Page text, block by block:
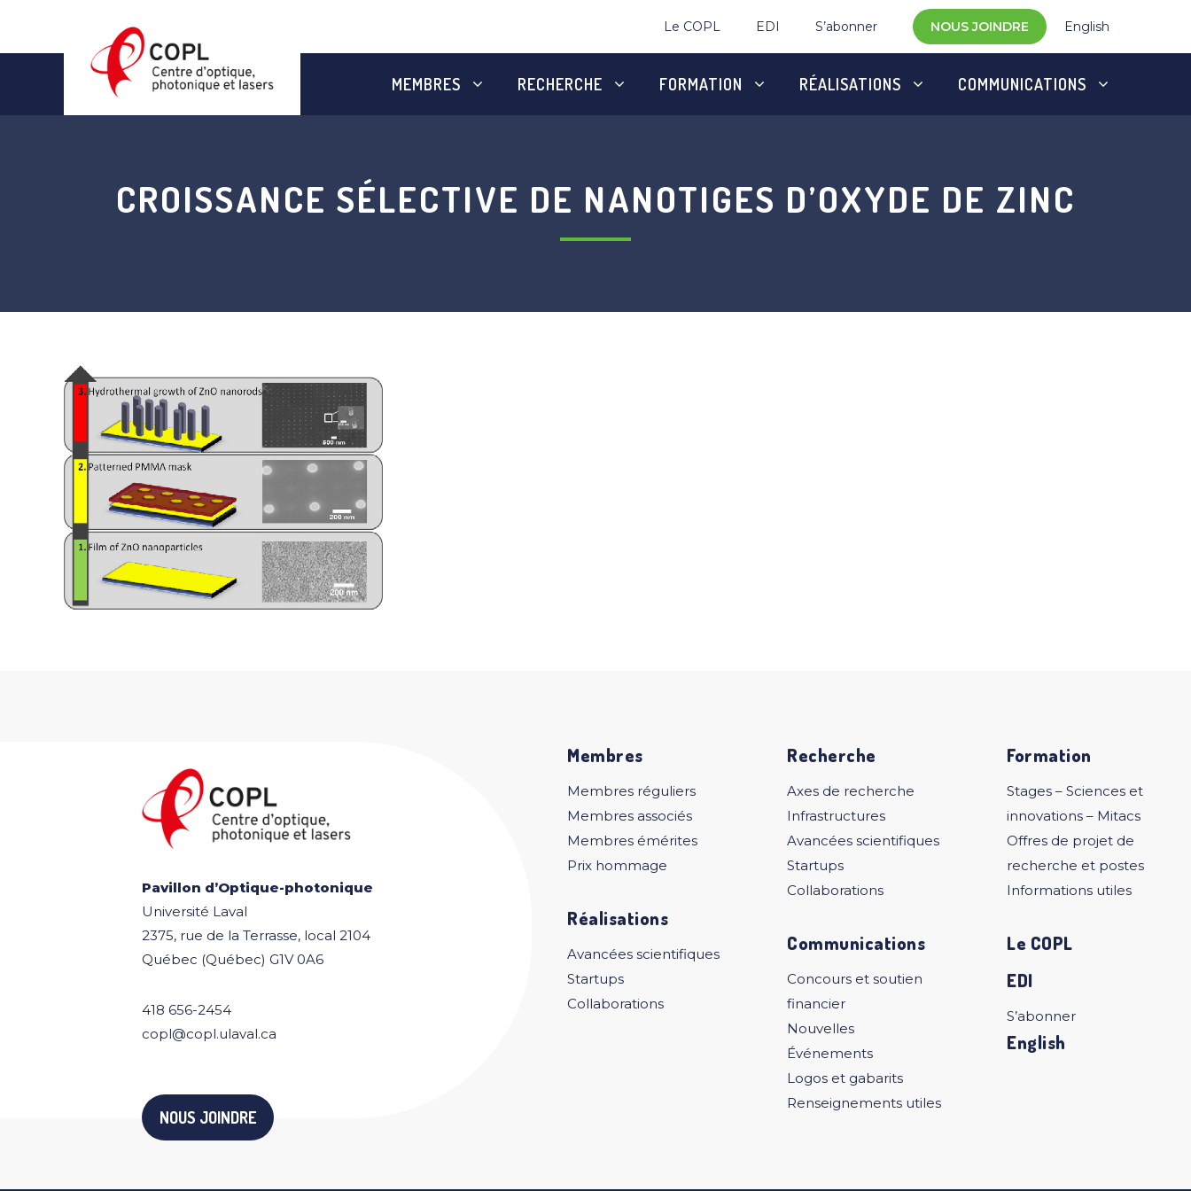
Le COPL EDI S’abonner NOUS JOINDRE English
MEMBRES RECHERCHE FORMATION RÉALISATIONS COMMUNICATIONS
CROISSANCE SÉLECTIVE DE NANOTIGES D’OXYDE DE ZINC
Pavillon d’Optique-photonique
Université Laval
2375, rue de la Terrasse, local 2104
Québec (Québec) G1V 0A6
418 656-2454
copl@copl.ulaval.ca
NOUS JOINDRE
Membres
Membres réguliers
Membres associés
Membres émérites
Prix hommage
Réalisations
Avancées scientifiques
Startups
Collaborations
Recherche
Axes de recherche
Infrastructures
Avancées scientifiques
Startups
Collaborations
Communications
Concours et soutien
financier
Nouvelles
Événements
Logos et gabarits
Renseignements utiles
Formation
Stages – Sciences et
innovations – Mitacs
Offres de projet de
recherche et postes
Informations utiles
Le COPL
EDI
S’abonner
English